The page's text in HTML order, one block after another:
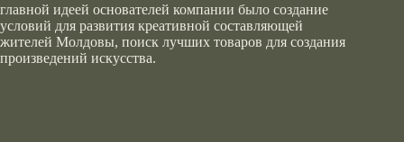
главной идеей основателей компании было создание
условий для развития креативной составляющей
жителей Молдовы, поиск лучших товаров для создания
произведений искусства.